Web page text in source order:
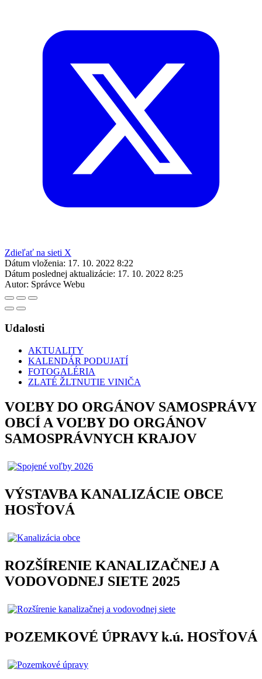
Zdieľať na sieti X
Dátum vloženia: 17. 10. 2022 8:22
Dátum poslednej aktualizácie: 17. 10. 2022 8:25
Autor: Správce Webu
Udalosti
AKTUALITY
KALENDÁR PODUJATÍ
FOTOGALÉRIA
ZLATÉ ŽLTNUTIE VINIČA
VOĽBY DO ORGÁNOV SAMOSPRÁVY
OBCÍ A VOĽBY DO ORGÁNOV
SAMOSPRÁVNYCH KRAJOV
VÝSTAVBA KANALIZÁCIE OBCE
HOSŤOVÁ
ROZŠÍRENIE KANALIZAČNEJ A
VODOVODNEJ SIETE 2025
POZEMKOVÉ ÚPRAVY k.ú. HOSŤOVÁ